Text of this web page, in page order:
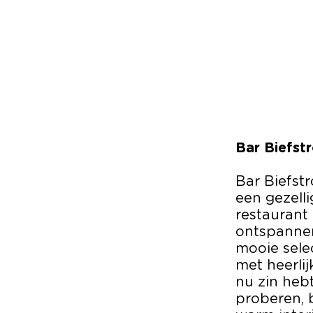
Bar
Bar
een
restaurant
mooie
met
nu zin
proberen,